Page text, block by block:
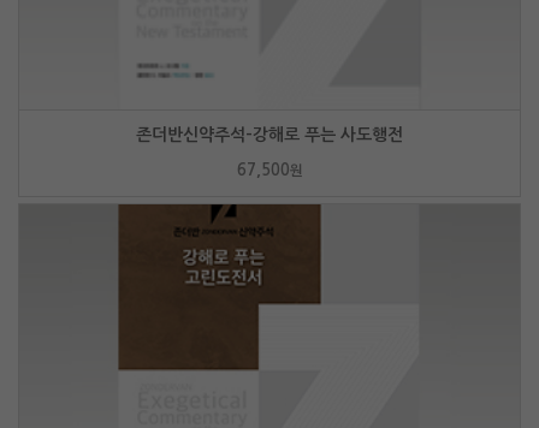
존더반신약주석-강해로 푸는 사도행전
67,500원